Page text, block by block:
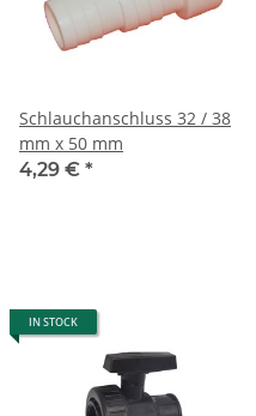
Schlauchanschluss 32 / 38
mm x 50 mm
4,29 € *
IN STOCK